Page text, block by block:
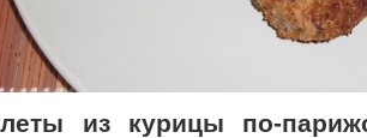
из курицы по-